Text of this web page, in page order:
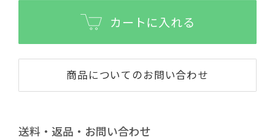
カートに入れる
商品についてのお問い合わせ
送料・返品・お問い合わせ